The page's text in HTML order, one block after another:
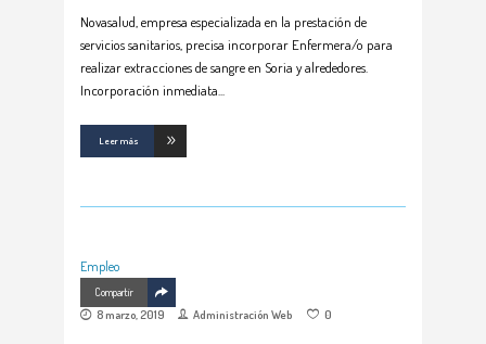
Novasalud, empresa especializada en la prestación de
servicios sanitarios, precisa incorporar Enfermera/o para
realizar extracciones de sangre en Soria y alrededores.
Incorporación inmediata
Leer más
Empleo
Compartir
8 marzo, 2019 Administración Web 0